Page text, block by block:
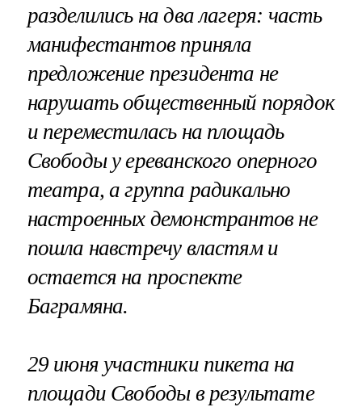
разделились на два лагеря: часть
манифестантов приняла
предложение президента не
нарушать общественный порядок
и переместилась на площадь
Свободы у ереванского оперного
театра, а группа радикально
настроенных демонстрантов не
пошла навстречу властям и
остается на проспекте
Баграмяна.
29 июня участники пикета на
площади Свободы в результате